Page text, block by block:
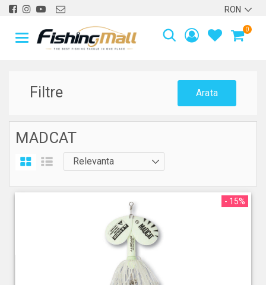
0
Filtre Arata
MADCAT
- 15%